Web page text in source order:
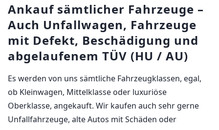
Ankauf sämtlicher Fahrzeuge –
Auch Unfallwagen, Fahrzeuge
mit Defekt, Beschädigung und
abgelaufenem TÜV (HU / AU)
Es werden von uns sämtliche Fahrzeugklassen, egal,
ob Kleinwagen, Mittelklasse oder luxuriöse
Oberklasse, angekauft. Wir kaufen auch sehr gerne
Unfallfahrzeuge, alte Autos mit Schäden oder